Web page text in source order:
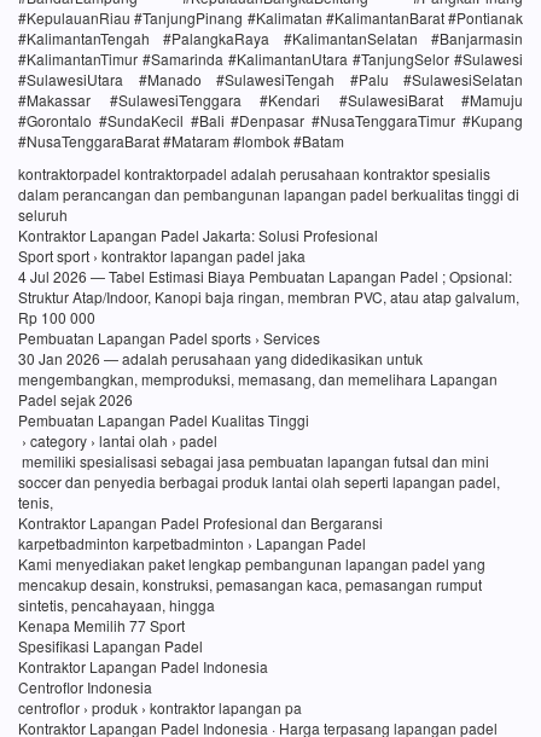
#KepulauanRiau #TanjungPinang #Kalimatan #KalimantanBarat #Pontianak
#KalimantanTengah #PalangkaRaya #KalimantanSelatan #Banjarmasin
#KalimantanTimur #Samarinda #KalimantanUtara #TanjungSelor #Sulawesi
#SulawesiUtara #Manado #SulawesiTengah #Palu #SulawesiSelatan
#Makassar #SulawesiTenggara #Kendari #SulawesiBarat #Mamuju
#Gorontalo #SundaKecil #Bali #Denpasar #NusaTenggaraTimur #Kupang
#NusaTenggaraBarat #Mataram #lombok #Batam
kontraktorpadel kontraktorpadel adalah perusahaan kontraktor spesialis
dalam perancangan dan pembangunan lapangan padel berkualitas tinggi di
seluruh
Kontraktor Lapangan Padel Jakarta: Solusi Profesional
Sport sport › kontraktor lapangan padel jaka
4 Jul 2026 — Tabel Estimasi Biaya Pembuatan Lapangan Padel ; Opsional:
Struktur Atap/Indoor, Kanopi baja ringan, membran PVC, atau atap galvalum,
Rp 100 000
Pembuatan Lapangan Padel sports › Services
30 Jan 2026 — adalah perusahaan yang didedikasikan untuk
mengembangkan, memproduksi, memasang, dan memelihara Lapangan
Padel sejak 2026
Pembuatan Lapangan Padel Kualitas Tinggi
› category › lantai olah › padel
memiliki spesialisasi sebagai jasa pembuatan lapangan futsal dan mini
soccer dan penyedia berbagai produk lantai olah seperti lapangan padel,
tenis,
Kontraktor Lapangan Padel Profesional dan Bergaransi
karpetbadminton karpetbadminton › Lapangan Padel
Kami menyediakan paket lengkap pembangunan lapangan padel yang
mencakup desain, konstruksi, pemasangan kaca, pemasangan rumput
sintetis, pencahayaan, hingga
Kenapa Memilih 77 Sport
Spesifikasi Lapangan Padel
Kontraktor Lapangan Padel Indonesia
Centroflor Indonesia
centroflor › produk › kontraktor lapangan pa
Kontraktor Lapangan Padel Indonesia · Harga terpasang lapangan padel